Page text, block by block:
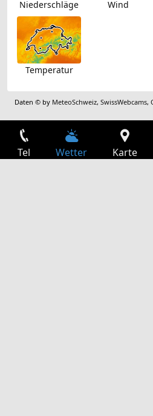
Niederschläge Wind
Temperatur
Daten © by MeteoSchweiz,SwissWebcams,
Tel Wetter Karte